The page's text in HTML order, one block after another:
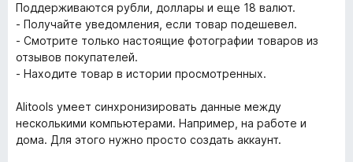
Поддерживаются рубли, доллары и еще 18 валют.
- Получайте уведомления, если товар подешевел.
- Смотрите только настоящие фотографии товаров из
отзывов покупателей.
- Находите товар в истории просмотренных.
Alitools умеет синхронизировать данные между
несколькими компьютерами. Например, на работе и
дома. Для этого нужно просто создать аккаунт.